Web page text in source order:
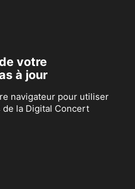
votre
à jour
navigateur pour utiliser
la Digital Concert